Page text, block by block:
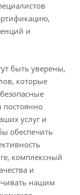
и
быть уверены,
которые
услуг и
обеспечить
комплексный
и
нашим